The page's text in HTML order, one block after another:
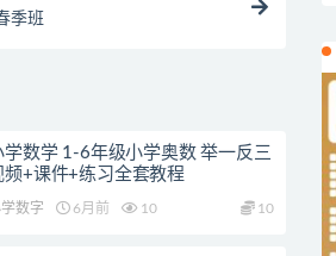
季班
学数学 1-6年级小学奥数 举一反三
频+课件+练习全套教程
数字 6月前 10 10